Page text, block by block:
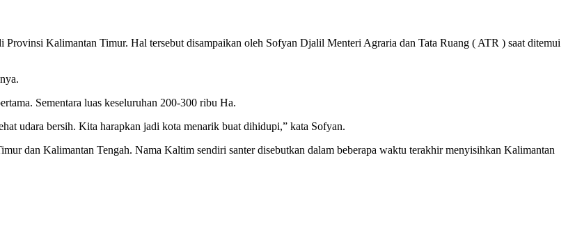
Kalimantan Timur. Hal tersebut disampaikan oleh Sofyan Djalil Menteri Agraria dan Tata Ruang ( ATR ) saat ditemui
Sementara luas keseluruhan 200-300 ribu Ha.
udara bersih. Kita harapkan jadi kota menarik buat dihidupi,” kata Sofyan.
dan Kalimantan Tengah. Nama Kaltim sendiri santer disebutkan dalam beberapa waktu terakhir menyisihkan Kalimantan